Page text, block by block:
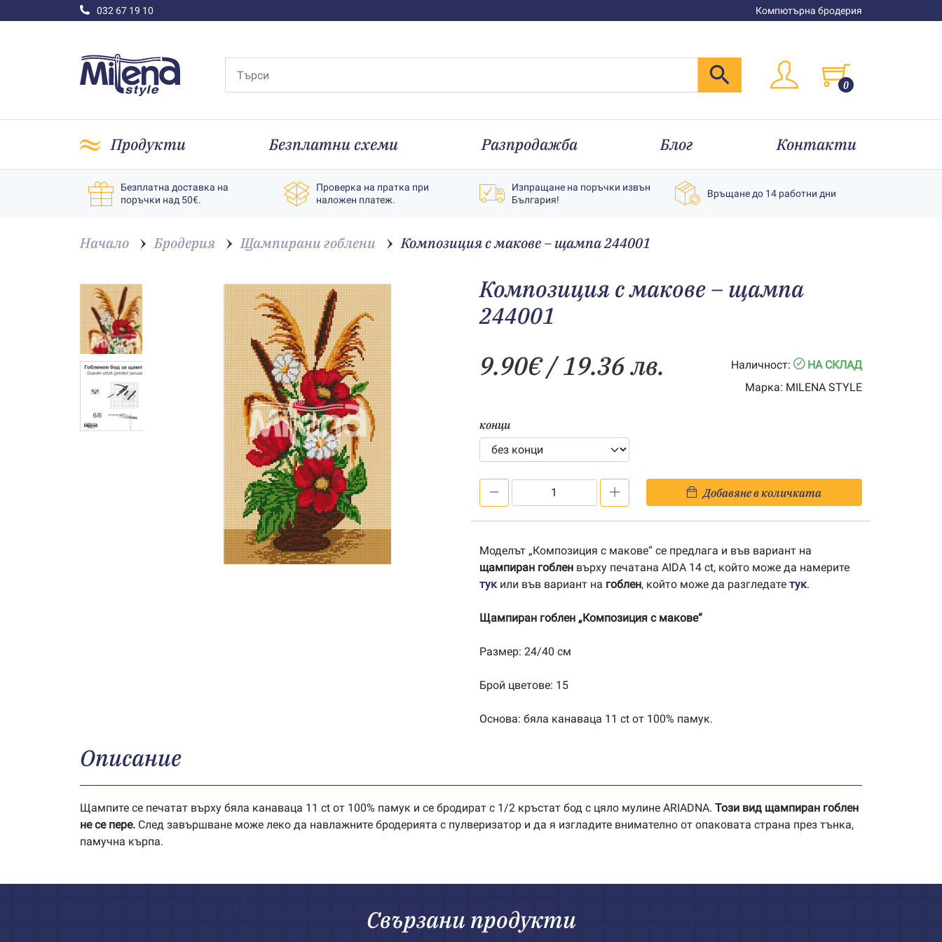
032 67 19 10 Компютърна бродерия
0
Продукти Безплатни схеми Разпродажба Блог Контакти
Безплатна доставка на
поръчки над 50€.
Проверка на пратка при
наложен платеж.
Изпращане на поръчки извън
България!
Връщане до 14 работни дни
Начало Бродерия Щампирани гоблени Композиция с макове – щампа 244001
Композиция с макове – щампа
244001
9.90€/ 19.36 лв. Наличност:
НА СКЛАД
Марка: MILENA STYLE
конци
с
макове
–
244001
Добавяне в количката
Моделът „Композиция с макове“ се предлага и във вариант на
щампиран гоблен върху печатана AIDA 14 ct, който може да намерите
тукили във вариант на гоблен, който може да разгледате тук.
Щампиран гоблен „Композиция с макове“
Размер: 24/40 см
Брой цветове: 15
Основа: бяла канаваца 11 ct от 100% памук.
Описание
Щампите се печатат върху бяла канаваца 11 ct от 100% памук и се бродират с 1/2 кръстат бод с цяло мулине ARIADNA. Този вид щампиран гоблен
не се пере. След завършване може леко да навлажните бродерията с пулверизатор и да я изгладите внимателно от опаковата страна през тънка,
памучна кърпа.
Свързани продукти